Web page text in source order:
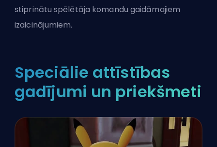
stiprinātu spēlētāja komandu gaidāmajiem
izaicinājumiem.
Speciālie attīstības
gadījumi un priekšmeti